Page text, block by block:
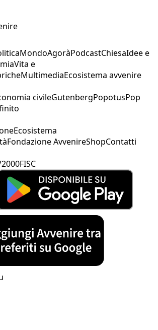
MondoAgoràPodcastChiesaIdee e
Vita e
MultimediaEcosistema avvenire
civileGutenbergPopotusPop
Ecosistema
Fondazione AvvenireShopContatti
FISC